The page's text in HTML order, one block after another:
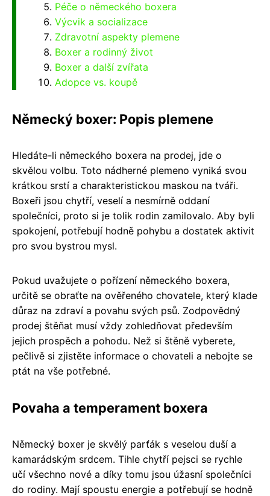
Péče o německého boxera
Výcvik a socializace
Zdravotní aspekty plemene
Boxer a rodinný život
Boxer a další zvířata
Adopce vs. koupě
Německý boxer: Popis plemene
Hledáte-li německého boxera na prodej, jde o
skvělou volbu. Toto nádherné plemeno vyniká svou
krátkou srstí a charakteristickou maskou na tváři.
Boxeři jsou chytří, veselí a nesmírně oddaní
společníci, proto si je tolik rodin zamilovalo. Aby byli
spokojení, potřebují hodně pohybu a dostatek aktivit
pro svou bystrou mysl.
Pokud uvažujete o pořízení německého boxera,
určitě se obraťte na ověřeného chovatele, který klade
důraz na zdraví a povahu svých psů. Zodpovědný
prodej štěňat musí vždy zohledňovat především
jejich prospěch a pohodu. Než si štěně vyberete,
pečlivě si zjistěte informace o chovateli a nebojte se
ptát na vše potřebné.
Povaha a temperament boxera
Německý boxer je skvělý parťák s veselou duší a
kamarádským srdcem. Tihle chytří pejsci se rychle
učí všechno nové a díky tomu jsou úžasní společníci
do rodiny. Mají spoustu energie a potřebují se hodně